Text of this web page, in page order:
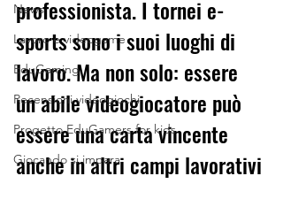
News
Lavoro e videogame
EduGaming
Recensioni videogiochi
Progetto EduGamers for kids
Giocando si impara
professionista. I tornei e-
sports sono i suoi luoghi di
lavoro. Ma non solo: essere
un abile videogiocatore può
essere una carta vincente
anche in altri campi lavorativi